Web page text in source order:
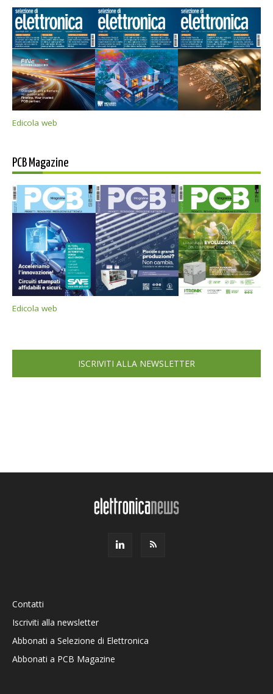
Edicola web
PCB Magazine
Edicola web
ISCRIVITI ALLA NEWSLETTER
Contatti
Iscriviti alla newsletter
Abbonati a Selezione di Elettronica
Abbonati a PCB Magazine